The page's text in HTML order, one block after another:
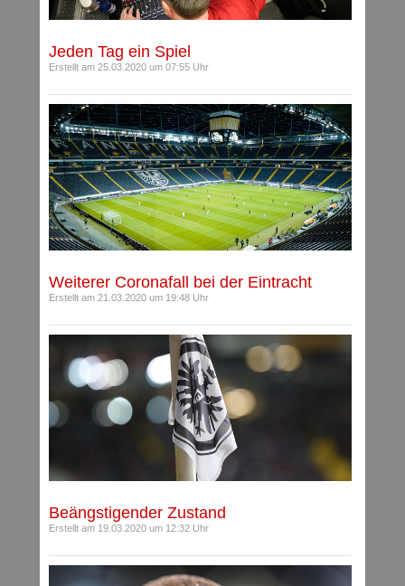
Jeden Tag ein Spiel
Erstellt am 25.03.2020 um 07:55 Uhr
Weiterer Coronafall bei der Eintracht
Erstellt am 21.03.2020 um 19:48 Uhr
Beängstigender Zustand
Erstellt am 19.03.2020 um 12:32 Uhr